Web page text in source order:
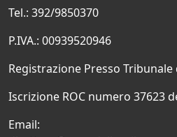
Tel.: 392/9850370
P.IVA.: 00939520946
Registrazione Presso Tribunale
Iscrizione ROC numero 37623
Email: